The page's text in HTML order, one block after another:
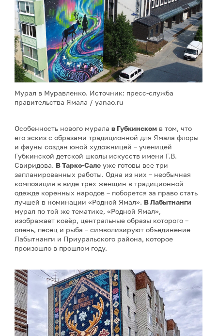
Мурал в Муравленко. Источник: пресс-служба
правительства Ямала / yanao.ru
Особенность нового мурала в Губкинском в том, что
его эскиз с образами традиционной для Ямала флоры
и фауны создан юной художницей – ученицей
Губкинской детской школы искусств имени Г.В.
Свиридова. В Тарко-Сале уже готовы все три
запланированных работы. Одна из них – необычная
композиция в виде трех женщин в традиционной
одежде коренных народов – поборется за право стать
лучшей в номинации «Родной Ямал». В Лабытнанги
мурал по той же тематике, «Родной Ямал»,
изображает ковёр, центральные образы которого –
олень, песец и рыба – символизируют объединение
Лабытнанги и Приуральского района, которое
произошло в прошлом году.